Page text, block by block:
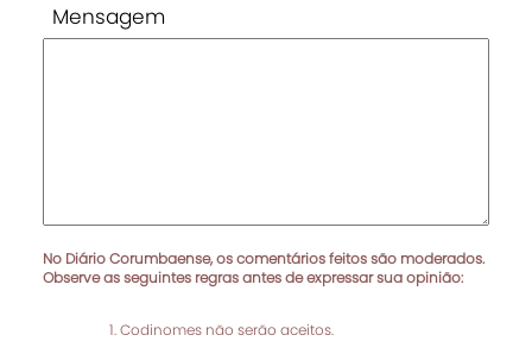
Mensagem
No Diário Corumbaense, os comentários feitos são moderados.
Observe as seguintes regras antes de expressar sua opinião:
Codinomes não serão aceitos.